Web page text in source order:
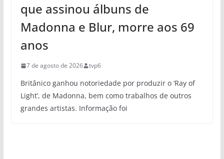
que assinou álbuns de
Madonna e Blur, morre aos 69
anos
7 de agosto de 2026 tvp6
Britânico ganhou notoriedade por produzir o ‘Ray of
Light’, de Madonna, bem como trabalhos de outros
grandes artistas. Informação foi